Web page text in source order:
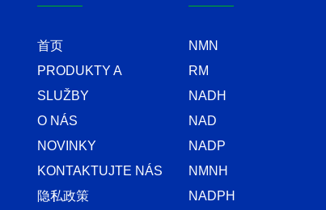
首页
PRODUKTY A
SLUŽBY
O NÁS
NOVINKY
KONTAKTUJTE NÁS
隐私政策
NMN
RM
NADH
NAD
NADP
NMNH
NADPH